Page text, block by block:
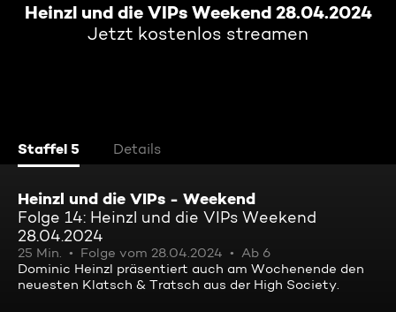
Heinzl und die VIPs Weekend 28.04.2024
Jetzt kostenlos streamen
Staffel 5 Details
Heinzl und die VIPs - Weekend
Folge 14: Heinzl und die VIPs Weekend
28.04.2024
25 Min. Folge vom 28.04.2024
Ab 6
Dominic Heinzl präsentiert auch am Wochenende den
neuesten Klatsch & Tratsch aus der High Society.